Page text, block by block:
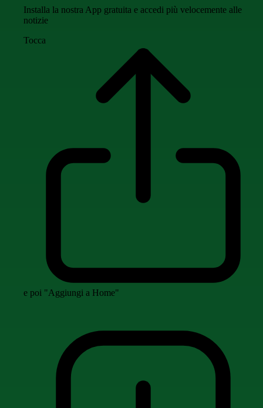
Installa la nostra App gratuita e accedi più velocemente alle
notizie
Tocca
e poi "Aggiungi a Home"